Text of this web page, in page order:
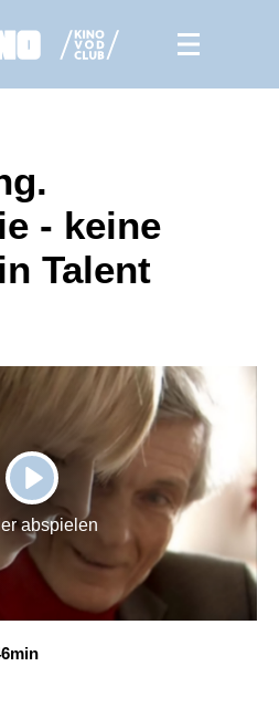
- keine
Talent
PLAY
abspielen